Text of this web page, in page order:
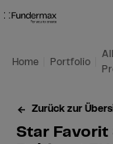
Zum Hauptinhalt
Zum
Zum Hauptmenü
Home Portfolio
Zurück zur
Star Favorit